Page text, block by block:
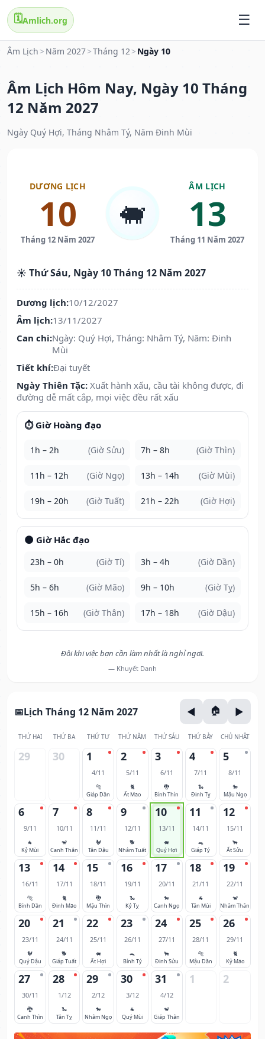
🗓️Amlich.org
Âm Lịch > Năm 2027>Tháng 12> Ngày 10
Âm Lịch Hôm Nay, Ngày 10 Tháng
12 Năm 2027
Ngày Quý Hợi, Tháng Nhâm Tý, Năm Đinh Mùi
DƯƠNG LỊCH
10
Tháng 12 Năm 2027
🐖
ÂM LỊCH
13
Tháng 11 Năm 2027
☀️ Thứ Sáu, Ngày 10 Tháng 12 Năm 2027
Dương lịch:10/12/2027
Âm lịch:13/11/2027
Can chi:Ngày: Quý Hợi, Tháng: Nhâm Tý, Năm: Đinh
Mùi
Tiết khí:Đại tuyết
Ngày Thiên Tặc: Xuất hành xấu, cầu tài không được, đi
đường dễ mất cắp, mọi việc đều rất xấu
⏱️ Giờ Hoàng đạo
1h – 2h (Giờ Sửu) 7h – 8h (Giờ Thìn)
11h – 12h (Giờ Ngọ) 13h – 14h (Giờ Mùi)
19h – 20h (Giờ Tuất) 21h – 22h (Giờ Hợi)
🌑 Giờ Hắc đạo
23h – 0h (Giờ Tí) 3h – 4h (Giờ Dần)
5h – 6h (Giờ Mão) 9h – 10h (Giờ Tỵ)
15h – 16h (Giờ Thân) 17h – 18h (Giờ Dậu)
Đôi khi việc bạn cần làm nhất là nghỉ ngơi.
— Khuyết Danh
Lịch Tháng 12 Năm 2027
THỨ HAI THỨ BA THỨ TƯ THỨ NĂM THỨ SÁU THỨ BẢY CHỦ NHẬT
29 30 1
4/11
🐅
Giáp Dần
2
5/11
🐈
Ất Mão
3
6/11
🐉
Bính Thìn
4
7/11
🐍
Đinh Tỵ
5
8/11
🐎
Mậu Ngọ
6
9/11
🐐
Kỷ Mùi
7
10/11
🐒
Canh Thân
8
11/11
🐓
Tân Dậu
9
12/11
🐕
Nhâm Tuất
10
13/11
🐖
Quý Hợi
11
14/11
🐀
Giáp Tý
12
15/11
🐂
Ất Sửu
13
16/11
🐅
Bính Dần
14
17/11
🐈
Đinh Mão
15
18/11
🐉
Mậu Thìn
16
19/11
🐍
Kỷ Tỵ
17
20/11
🐎
Canh Ngọ
18
21/11
🐐
Tân Mùi
19
22/11
🐒
Nhâm Thân
20
23/11
🐓
Quý Dậu
21
24/11
🐕
Giáp Tuất
22
25/11
🐖
Ất Hợi
23
26/11
🐀
Bính Tý
24
27/11
🐂
Đinh Sửu
25
28/11
🐅
Mậu Dần
26
29/11
🐈
Kỷ Mão
27
30/11
🐉
Canh Thìn
28
1/12
🐍
Tân Tỵ
29
2/12
🐎
Nhâm Ngọ
30
3/12
🐐
Quý Mùi
31
4/12
🐒
Giáp Thân
1 2